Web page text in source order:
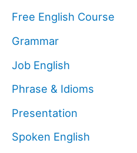
Free English Course
Grammar
Job English
Phrase & Idioms
Presentation
Spoken English